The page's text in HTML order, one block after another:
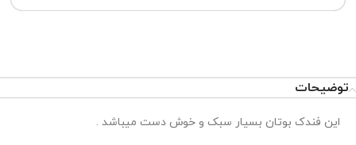
توضیحات
این فندک بوتان بسیار سبک و خوش دست میباشد .